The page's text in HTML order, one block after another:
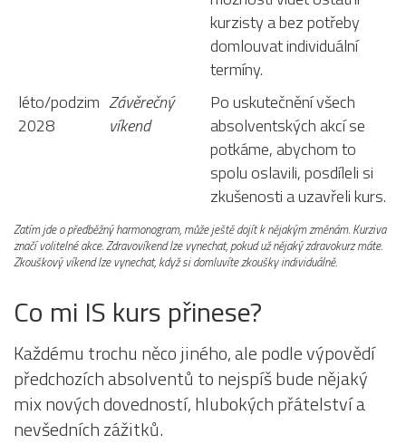
kurzisty a bez potřeby
domlouvat individuální
termíny.
léto/podzim
2028
Závěrečný
víkend
Po uskutečnění všech
absolventských akcí se
potkáme, abychom to
spolu oslavili, posdíleli si
zkušenosti a uzavřeli kurs.
Zatím jde o předběžný harmonogram, může ještě dojít k nějakým změnám. Kurziva
značí volitelné akce. Zdravovíkend lze vynechat, pokud už nějaký zdravokurz máte.
Zkouškový víkend lze vynechat, když si domluvíte zkoušky individuálně.
Co mi IS kurs přinese?
Každému trochu něco jiného, ale podle výpovědí
předchozích absolventů to nejspíš bude nějaký
mix nových dovedností, hlubokých přátelství a
nevšedních zážitků.